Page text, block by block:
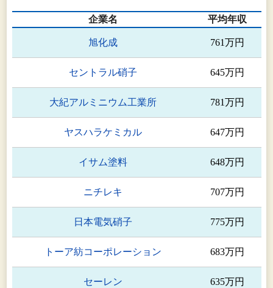
UACJ Australia Pty. Ltd.
アルミ圧延品事
業 原材料供給
株式会社UACJ金属加工
株式会社ナルコ郡山
UACJ Metal Components North
同上
UACJ Automotive Whitehall
加工品・関連事
企業名 平均年収
旭化成 761万円
セントラル硝子 645万円
大紀アルミニウム工業所 781万円
ヤスハラケミカル 647万円
イサム塗料 648万円
ニチレキ 707万円
日本電気硝子 775万円
トーア紡コーポレーション 683万円
セーレン 635万円